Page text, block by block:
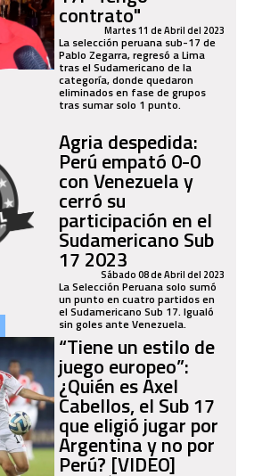
contrato"Martes 11 de Abril del 2023
La selección peruana sub-17 de
Pablo Zegarra, regresó a Lima
tras el Sudamericano de la
categoría, donde quedaron
eliminados en fase de grupos
tras sumar solo 1 punto.
Agria despedida:
Perú empató 0-0
con Venezuela y
cerró su
participación en el
Sudamericano Sub
17 2023Sábado 08 de Abril del 2023
La Selección Peruana solo sumó
un punto en cuatro partidos en
el Sudamericano Sub 17. Igualó
sin goles ante Venezuela.
“Tiene un estilo de
juego europeo”:
¿Quién es Axel
Cabellos, el Sub 17
que eligió jugar por
Argentina y no por
Perú? [VIDEO]